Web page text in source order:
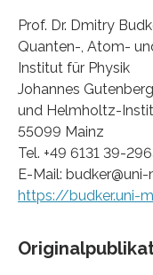
Prof. Dr. Dmitry
Quanten-, Atom-
Institut für Physik
Johannes
und Helmholtz-
55099 Mainz
Tel. +49 6131 39-
E-Mail:
https://budker.uni-